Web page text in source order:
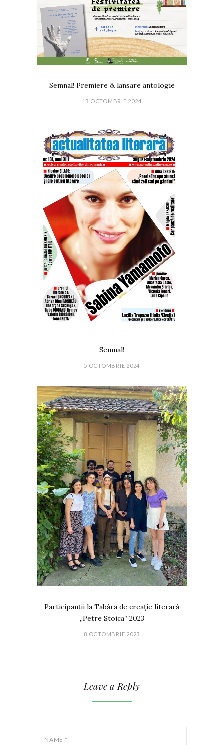
Semnal! Premiere & lansare antologie
13 OCTOMBRIE 2024
Semnal!
5 OCTOMBRIE 2024
Participanții la Tabăra de creație literară
„Petre Stoica” 2023
8 OCTOMBRIE 2023
Leave a Reply
NAME *